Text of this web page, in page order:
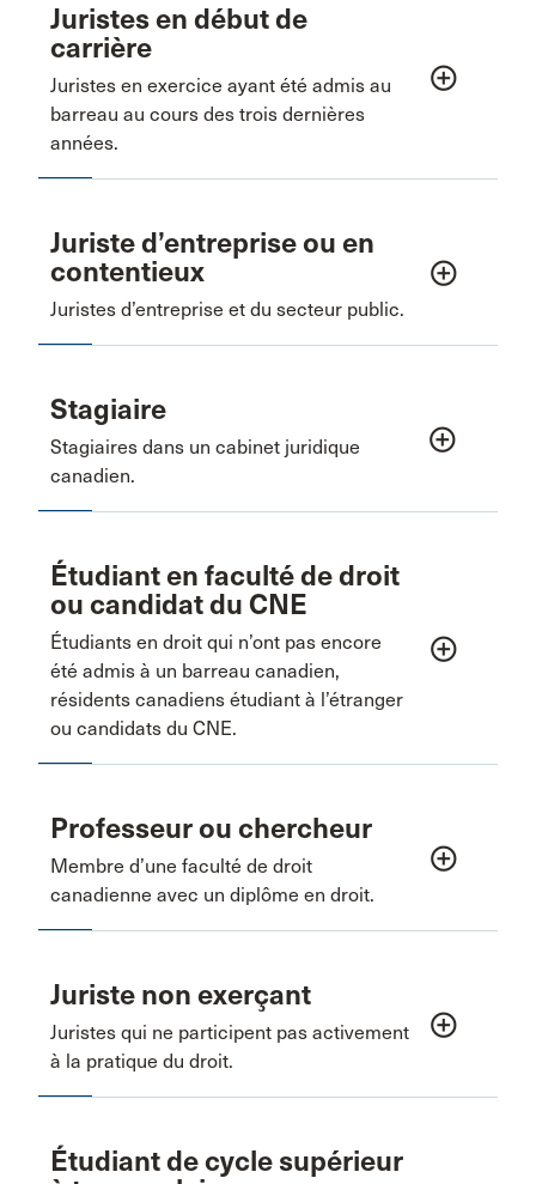
Juristes en début de
carrière
Juristes en exercice ayant été admis au
barreau au cours des trois dernières
années.
add_circle_outline
Juriste d’entreprise ou en
contentieux
Juristes d’entreprise et du secteur public.
add_circle_outline
Stagiaire
Stagiaires dans un cabinet juridique
canadien.
add_circle_outline
Étudiant en faculté de droit
ou candidat du CNE
Étudiants en droit qui n’ont pas encore
été admis à un barreau canadien,
résidents canadiens étudiant à l’étranger
ou candidats du CNE.
add_circle_outline
Professeur ou chercheur
Membre d’une faculté de droit
canadienne avec un diplôme en droit.
add_circle_outline
Juriste non exerçant
Juristes qui ne participent pas activement
à la pratique du droit.
add_circle_outline
Étudiant de cycle supérieur